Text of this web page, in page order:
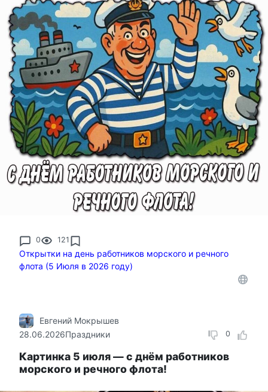
0 121
Открытки на день работников морского и речного
флота (5 Июля в 2026 году)
0
Евгений Мокрышев
28.06.2026Праздники
Картинка 5 июля — с днём работников
морского и речного флота!